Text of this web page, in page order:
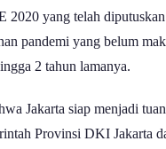
2020 yang telah
pandemi yang belum
2 tahun lamanya.
Jakarta siap menjadi
Provinsi DKI Jakarta